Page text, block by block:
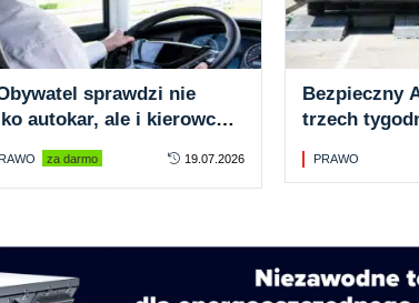
sprawdzi nie
autokar, ale i kierowcę.
340 tys. weryfikacji w
za darmo 19.07.2026
Bezpieczny
trzech
PRAWO